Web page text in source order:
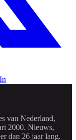
van Nederland,
2000. Nieuws,
dan 26 jaar lang.